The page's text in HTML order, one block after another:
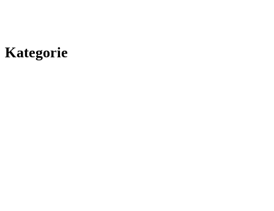
Kategorie